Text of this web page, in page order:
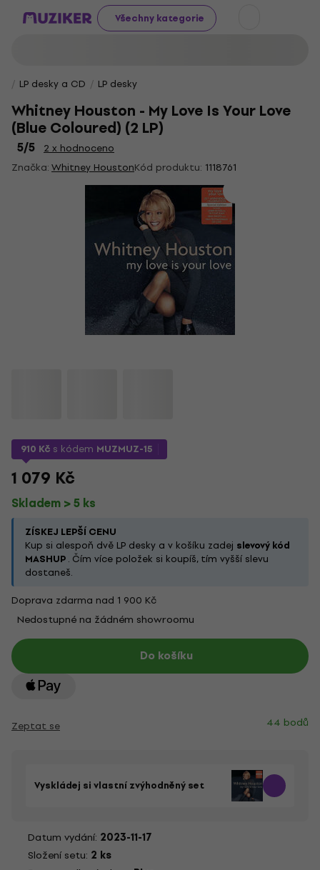
Všechny kategorie
LP desky a CD LP desky
Whitney Houston - My Love Is Your Love
(Blue Coloured) (2 LP)
5/5
2 x hodnoceno
Značka:Whitney HoustonKód produktu: 1118761
910 Kč s kódem MUZMUZ-15
1 079 Kč
Skladem > 5 ks
ZÍSKEJ LEPŠÍ CENU
Kup si alespoň dvě LP desky a v košíku zadej slevový kód
MASHUP. Čím více položek si koupíš, tím vyšší slevu
dostaneš.
Doprava zdarma nad 1 900 Kč
Nedostupné na žádném showroomu
Do košíku
Zeptat se 44 bodů
Vyskládej si vlastní zvýhodněný set
Datum vydání: 2023-11-17
Složení setu: 2 ks